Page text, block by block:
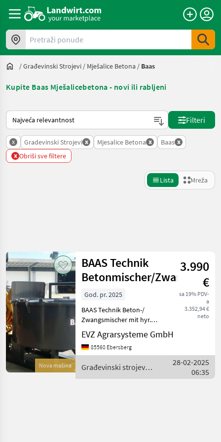
Pretraži ponude
/Građevinski Strojevi / Mješalice Betona / Baas
Kupite Baas Mješalicebetona - novi ili rabljeni
Način na koji sortira Landwirt.com
Filteri
x Gradevinski Strojevi x Mjesalice Betona x Baas x
x Obriši sve filtere
Lista Mreža
Kategorija 4 Država Filteri
TRENUTNA
PUTANJA
Mjesalice
Betona
Resetuj
Prikaži 1
rezultata
Nova mašina
BAAS Technik
Betonmischer/
3.990
€
sa 19% PDV-
a
3.352,94 €
neto
God. pr. 2025
BAAS Technik Beton-/
Zwangsmischer mit hyr.
Antrieb Zum Einsatz an Rad
-/ und Teleladern,
Schlepper
Aufnahme über
Palettengabel Nutzinhalt 80
EVZ Agrarsysteme GmbH
85560 Ebersberg
Građevinski strojevi /
Baas
28-02-2025
06:35